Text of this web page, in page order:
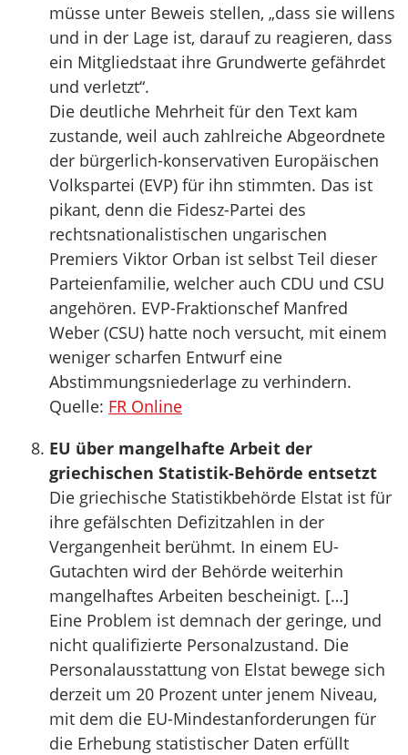
müsse unter Beweis stellen, „dass sie willens
und in der Lage ist, darauf zu reagieren, dass
ein Mitgliedstaat ihre Grundwerte gefährdet
und verletzt“.
Die deutliche Mehrheit für den Text kam
zustande, weil auch zahlreiche Abgeordnete
der bürgerlich-konservativen Europäischen
Volkspartei (EVP) für ihn stimmten. Das ist
pikant, denn die Fidesz-Partei des
rechtsnationalistischen ungarischen
Premiers Viktor Orban ist selbst Teil dieser
Parteienfamilie, welcher auch CDU und CSU
angehören. EVP-Fraktionschef Manfred
Weber (CSU) hatte noch versucht, mit einem
weniger scharfen Entwurf eine
Abstimmungsniederlage zu verhindern.
Quelle: FR Online
EU über mangelhafte Arbeit der
griechischen Statistik-Behörde entsetzt
Die griechische Statistikbehörde Elstat ist für
ihre gefälschten Defizitzahlen in der
Vergangenheit berühmt. In einem EU-
Gutachten wird der Behörde weiterhin
mangelhaftes Arbeiten bescheinigt. […]
Eine Problem ist demnach der geringe, und
nicht qualifizierte Personalzustand. Die
Personalausstattung von Elstat bewege sich
derzeit um 20 Prozent unter jenem Niveau,
mit dem die EU-Mindestanforderungen für
die Erhebung statistischer Daten erfüllt